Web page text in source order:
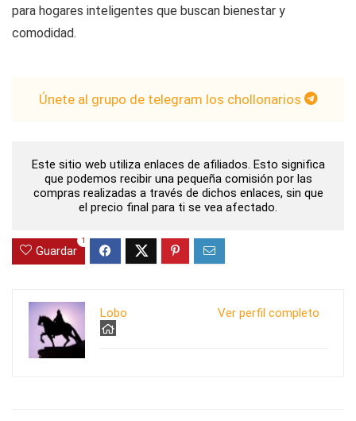
para hogares inteligentes que buscan bienestar y
comodidad.
Únete al grupo de telegram los chollonarios
Este sitio web utiliza enlaces de afiliados. Esto significa
que podemos recibir una pequeña comisión por las
compras realizadas a través de dichos enlaces, sin que
el precio final para ti se vea afectado.
Guardar
1
Ver perfil completo
Lobo